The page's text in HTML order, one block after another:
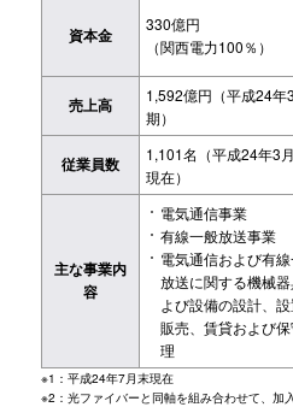
資本金
330億円
（関西電力100％）
売上高
1,592億円（平成24年
期）
従業員数
1,101名（平成24年3
現在）
主な事業内
容
電気通信事業
有線一般放送事業
電気通信および有
放送に関する機械
よび設備の設計、設
販売、賃貸および
理
※1：平成24年7月末現在
※2：光ファイバーと同軸を組み合わせて、加